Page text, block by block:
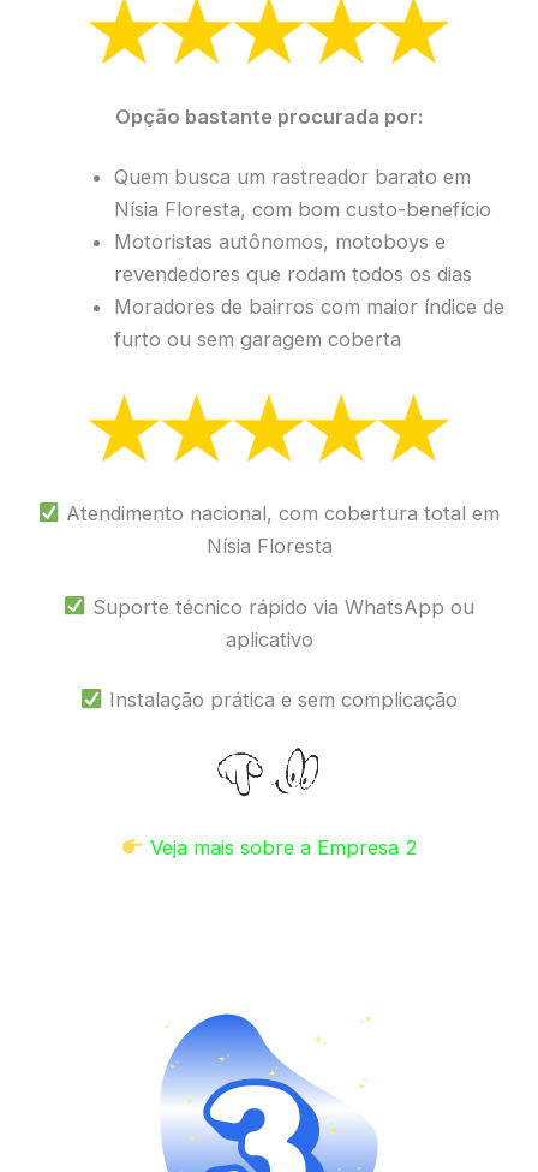
Opção bastante procurada por:
Quem busca um rastreador barato em
Nísia Floresta, com bom custo-benefício
Motoristas autônomos, motoboys e
revendedores que rodam todos os dias
Moradores de bairros com maior índice de
furto ou sem garagem coberta
Atendimento nacional, com cobertura total em
Nísia Floresta
Suporte técnico rápido via WhatsApp ou
aplicativo
Instalação prática e sem complicação
Veja mais sobre a Empresa 2